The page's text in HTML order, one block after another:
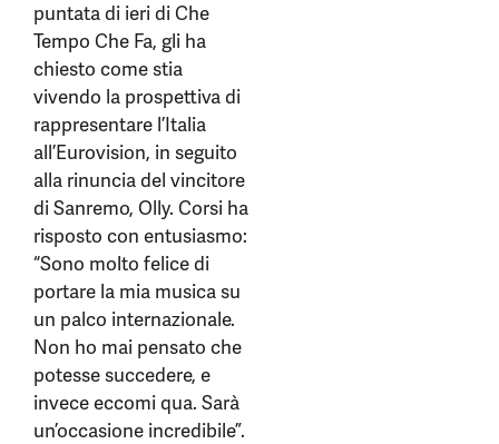
puntata di ieri di Che
Tempo Che Fa, gli ha
chiesto come stia
vivendo la prospettiva di
rappresentare l’Italia
all’Eurovision, in seguito
alla rinuncia del vincitore
di Sanremo, Olly. Corsi ha
risposto con entusiasmo:
“Sono molto felice di
portare la mia musica su
un palco internazionale.
Non ho mai pensato che
potesse succedere, e
invece eccomi qua. Sarà
un’occasione incredibile”.